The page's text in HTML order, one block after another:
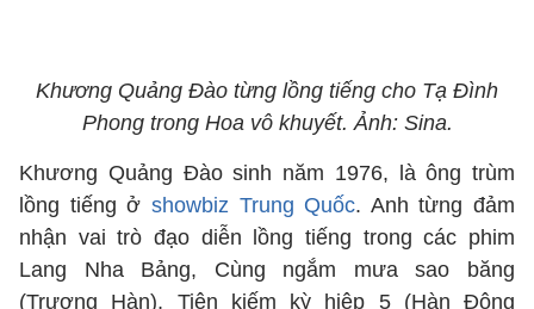
Khương Quảng Đào từng lồng tiếng cho Tạ Đình
Phong trong Hoa vô khuyết. Ảnh: Sina.
Khương Quảng Đào sinh năm 1976, là ông trùm
lồng tiếng ở showbiz Trung Quốc. Anh từng đảm
nhận vai trò đạo diễn lồng tiếng trong các phim
Lang Nha Bảng, Cùng ngắm mưa sao băng
(Trương Hàn), Tiên kiếm kỳ hiệp 5 (Hàn Đông